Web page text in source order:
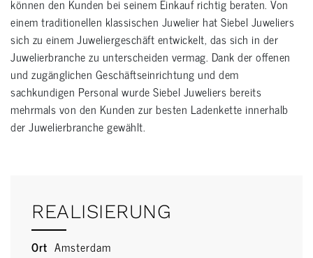
können den Kunden bei seinem Einkauf richtig beraten. Von
einem traditionellen klassischen Juwelier hat Siebel Juweliers
sich zu einem Juweliergeschäft entwickelt, das sich in der
Juwelierbranche zu unterscheiden vermag. Dank der offenen
und zugänglichen Geschäftseinrichtung und dem
sachkundigen Personal wurde Siebel Juweliers bereits
mehrmals von den Kunden zur besten Ladenkette innerhalb
der Juwelierbranche gewählt.
REALISIERUNG
Ort Amsterdam